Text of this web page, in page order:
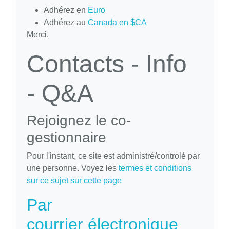
Adhérez en Euro
Adhérez au Canada en $CA
Merci.
Contacts - Info
- Q&A
Rejoignez le co-
gestionnaire
Pour l'instant, ce site est administré/controlé par
une personne. Voyez les termes et conditions
sur ce sujet sur cette page
Par
courrier électronique